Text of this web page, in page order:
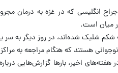
میان است.
شلیک شده‌اند، در روز دیگر به سر
هستند که هنگام مراجعه به
هفته‌های اخیر، بارها گزارش‌هایی